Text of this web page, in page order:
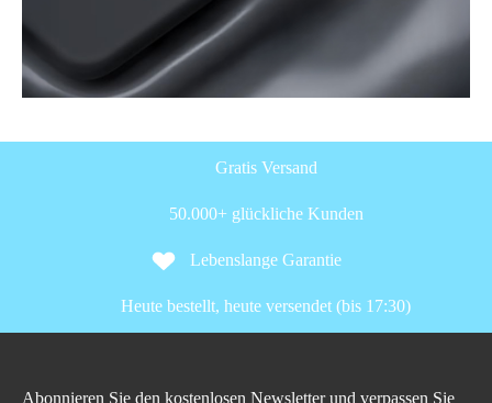
Gratis Versand
50.000+ glückliche Kunden
Lebenslange Garantie
Heute bestellt, heute versendet (bis 17:30)
Abonnieren Sie den kostenlosen Newsletter und verpassen Sie